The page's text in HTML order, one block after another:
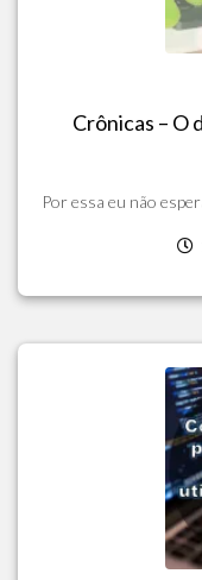
Crônicas – O
Por essa eu não